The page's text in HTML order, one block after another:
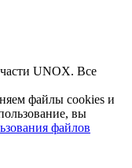
UNOX. Все
файлы cookies и
вы
файлов